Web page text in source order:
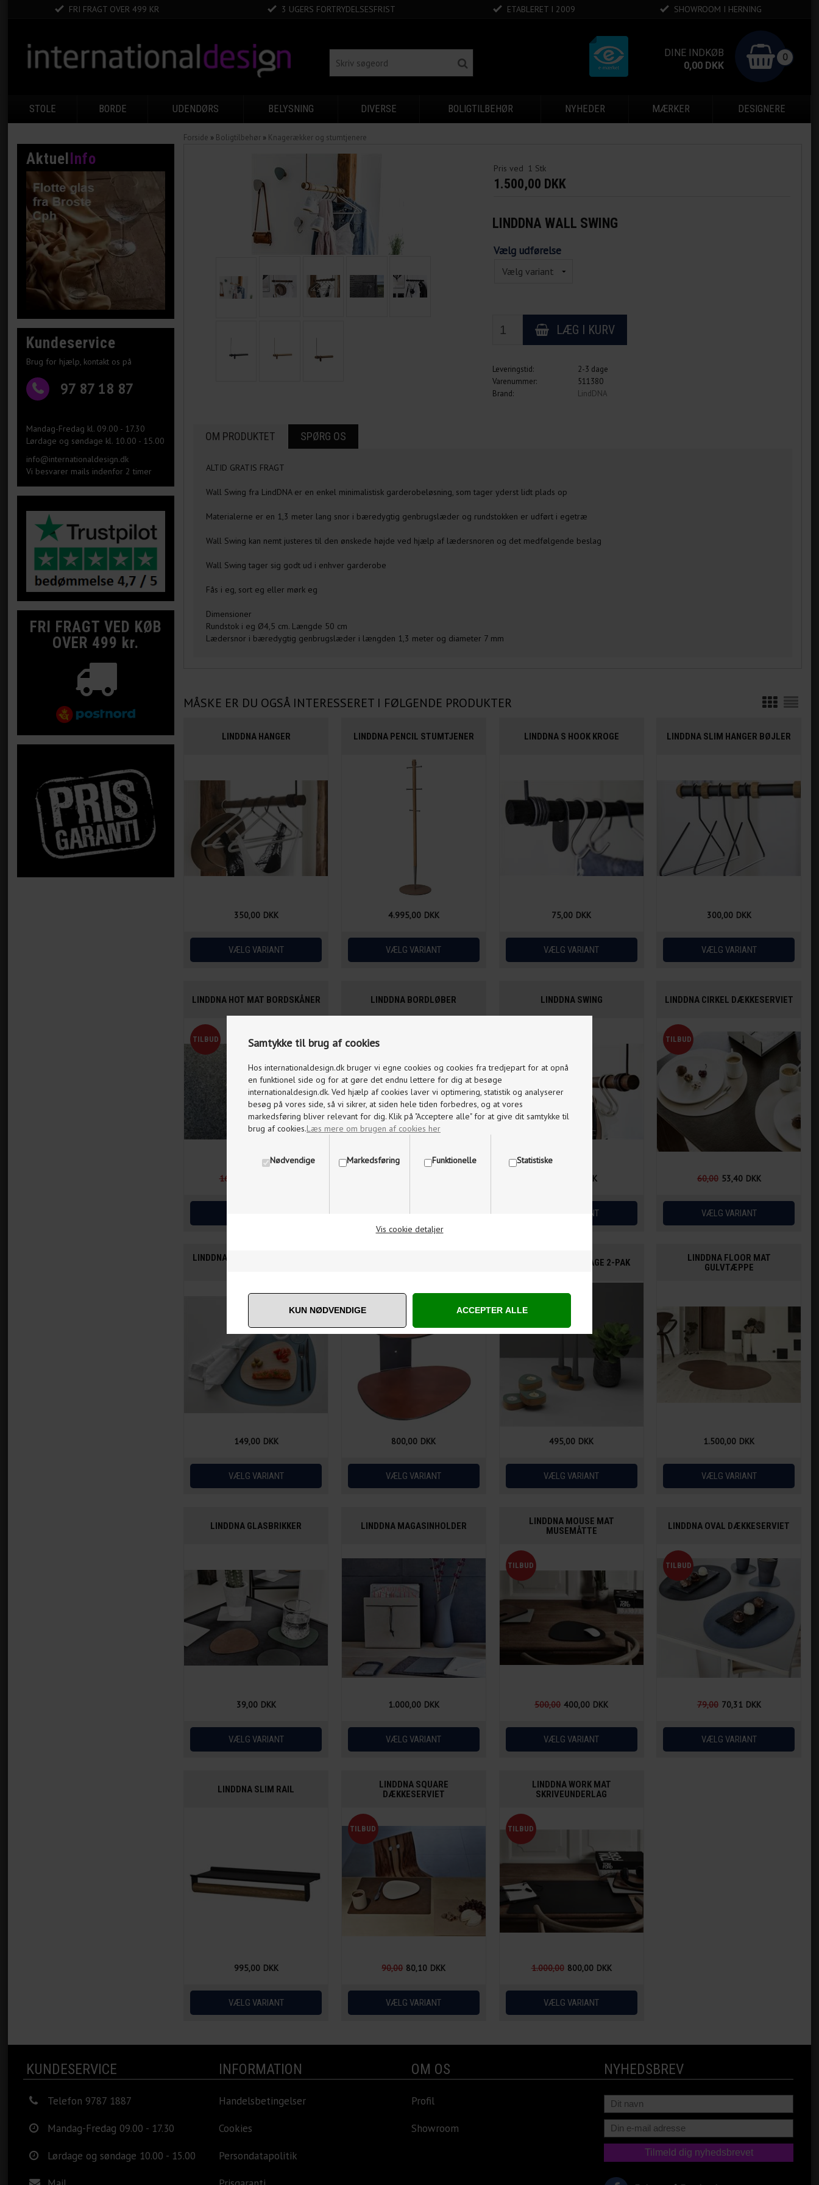
Samtykke til brug af cookies
Hos internationaldesign.dk bruger vi egne cookies og cookies fra tredjepart for at opnå
en funktionel side og for at gøre det endnu lettere for dig at besøge
internationaldesign.dk. Ved hjælp af cookies laver vi optimering, statistik og analyserer
besøg på vores side, så vi sikrer, at siden hele tiden forbedres, og at vores
markedsføring bliver relevant for dig. Klik på "Acceptere alle" for at give dit samtykke til
brug af cookies.Læs mere om brugen af cookies her
Nødvendige Markedsføring Funktionelle Statistiske
Vis cookie detaljer
FRI FRAGT OVER 499 KR 3 UGERS FORTRYDELSESFRIST ETABLERET I 2009 SHOWROOM I HERNING
DINE INDKØB 0
0,00 DKK
STOLE BORDE UDENDØRS BELYSNING DIVERSE BOLIGTILBEHØR NYHEDER MÆRKER DESIGNERE
Aktuel Info
Kundeservice
Brug for hjælp, kontakt os på
97 87 18 87
Mandag-Fredag kl. 09.00 - 17.30
Lørdage og søndage kl. 10.00 - 15.00
info@internationaldesign.dk
Vi besvarer mails indenfor 2 timer
FRI FRAGT VED KØB
OVER 499 kr.
Forside » Boligtilbehør» Knagerækker og stumtjenere
Pris ved 1 Stk
1.500,00 DKK
LINDDNA WALL SWING
Vælg udførelse
2-3 dage
Leveringstid:
511380
Varenummer:
LindDNA
Brand:
OM PRODUKTET SPØRG OS
ALTID GRATIS FRAGT
Wall Swing fra LindDNA er en enkel minimalistisk garderobeløsning, som tager yderst lidt plads op
Materialerne er en 1,3 meter lang snor i bæredygtig genbrugslæder og rundstokken er udført i egetræ
Wall Swing kan nemt justeres til den ønskede højde ved hjælp af lædersnoren og det medfølgende beslag
Wall Swing tager sig godt ud i enhver garderobe
Fås i eg, sort eg eller mørk eg
Dimensioner
Rundstok i eg Ø4,5 cm. Længde 50 cm
Lædersnor i bæredygtig genbrugslæder i længden 1,3 meter og diameter 7 mm
MÅSKE ER DU OGSÅ INTERESSERET I FØLGENDE PRODUKTER
LINDDNA HANGER
350,00 DKK
LINDDNA PENCIL STUMTJENER
4.995,00 DKK
LINDDNA S HOOK KROGE
75,00 DKK
LINDDNA SLIM HANGER BØJLER
300,00 DKK
LINDDNA HOT MAT BORDSKÅNER
160,00
LINDDNA BORDLØBER LINDDNA SWING
DKK
LINDDNA CIRKEL DÆKKESERVIET
60,00 53,40 DKK
LINDDNA CURVE DÆKKESERVIET
149,00 DKK 800,00 DKK
LINDDNA CURVE STAGE 2-PAK
495,00 DKK
LINDDNA FLOOR MAT
GULVTÆPPE
1.500,00 DKK
LINDDNA GLASBRIKKER
39,00 DKK
LINDDNA MAGASINHOLDER
1.000,00 DKK
LINDDNA MOUSE MAT
MUSEMÅTTE
500,00 400,00 DKK
LINDDNA OVAL DÆKKESERVIET
79,00 70,31 DKK
LINDDNA SLIM RAIL
995,00 DKK
LINDDNA SQUARE
DÆKKESERVIET
90,00 80,10 DKK
LINDDNA WORK MAT
SKRIVEUNDERLAG
1.000,00 800,00 DKK
KUNDESERVICE
Telefon 9787 1887
Mandag-Fredag 09.00 - 17.30
Lørdage og søndage 10.00 - 15.00
INFORMATION
Handelsbetingelser
Cookies
Persondatapolitik
OM OS
Profil
Showroom
NYHEDSBREV